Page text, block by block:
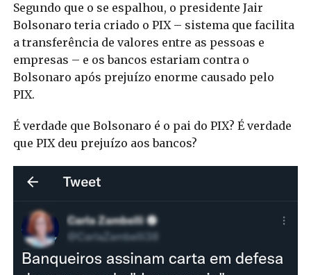
Segundo que o se espalhou, o presidente Jair
Bolsonaro teria criado o PIX – sistema que facilita
a transferência de valores entre as pessoas e
empresas – e os bancos estariam contra o
Bolsonaro após prejuízo enorme causado pelo
PIX.
É verdade que Bolsonaro é o pai do PIX? É verdade
que PIX deu prejuízo aos bancos?